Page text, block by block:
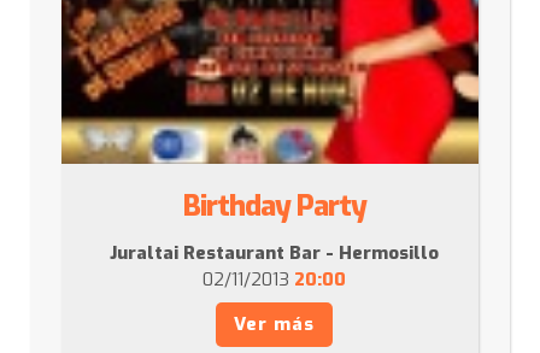
Birthday Party
Juraltai Restaurant Bar - Hermosillo
02/11/2013 20:00
Ver más